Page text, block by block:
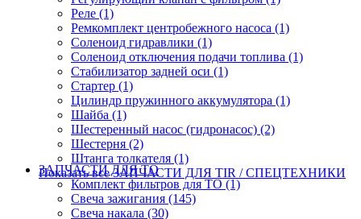
Реле (1)
Ремкомплект центробежного насоса (1)
Соленоид гидравлики (1)
Соленоид отключения подачи топлива (1)
Стабилизатор задней оси (1)
Стартер (1)
Цилиндр пружинного аккумулятора (1)
Шайба (1)
Шестеренный насос (гидронасос) (2)
Шестерня (2)
Штанга толкателя (1)
Показать все ЗАПЧАСТИ ДЛЯ TIR / СПЕЦТЕХНИКИ
ЗАПЧАСТИ ДЛЯ ТО
Комплект фильтров для ТО (1)
Свеча зажигания (145)
Свеча накала (30)